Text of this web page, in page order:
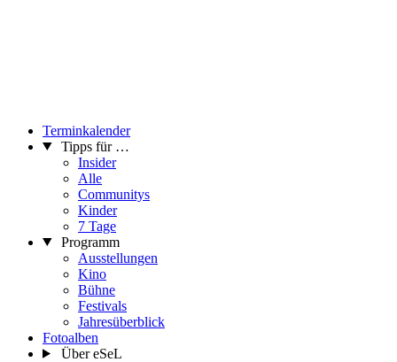
Terminkalender
Tipps für …
Insider
Alle
Communitys
Kinder
7 Tage
Programm
Ausstellungen
Kino
Bühne
Festivals
Jahresüberblick
Fotoalben
Über eSeL